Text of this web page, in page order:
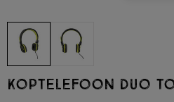
Koptelefoon duo